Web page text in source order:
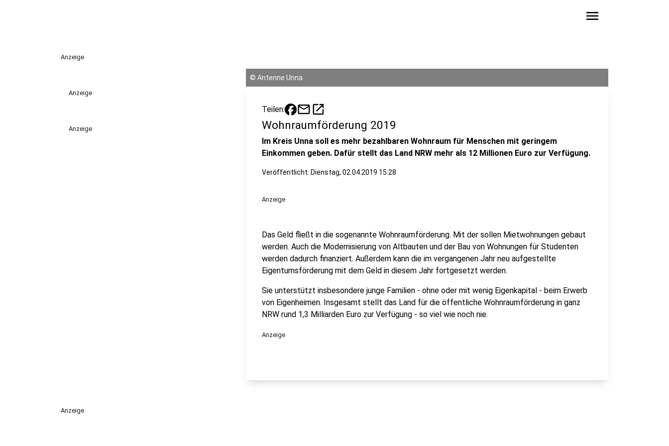
menu
Anzeige
Anzeige
Anzeige
© Antenne Unna
Teilen: mailopen_in_new
Wohnraumförderung 2019
Im Kreis Unna soll es mehr bezahlbaren Wohnraum für Menschen mit geringem
Einkommen geben. Dafür stellt das Land NRW mehr als 12 Millionen Euro zur Verfügung.
Veröffentlicht: Dienstag, 02.04.2019 15:28
Anzeige
Das Geld fließt in die sogenannte Wohnraumförderung. Mit der sollen Mietwohnungen gebaut
werden. Auch die Modernisierung von Altbauten und der Bau von Wohnungen für Studenten
werden dadurch finanziert. Außerdem kann die im vergangenen Jahr neu aufgestellte
Eigentumsförderung mit dem Geld in diesem Jahr fortgesetzt werden.
Sie unterstützt insbesondere junge Familien - ohne oder mit wenig Eigenkapital - beim Erwerb
von Eigenheimen. Insgesamt stellt das Land für die öffentliche Wohnraumförderung in ganz
NRW rund 1,3 Milliarden Euro zur Verfügung - so viel wie noch nie.
Anzeige
Anzeige